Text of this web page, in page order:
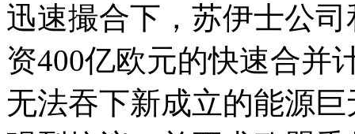
迅速撮合下，苏伊士公
资400亿欧元的快速合并
无法吞下新成立的能源